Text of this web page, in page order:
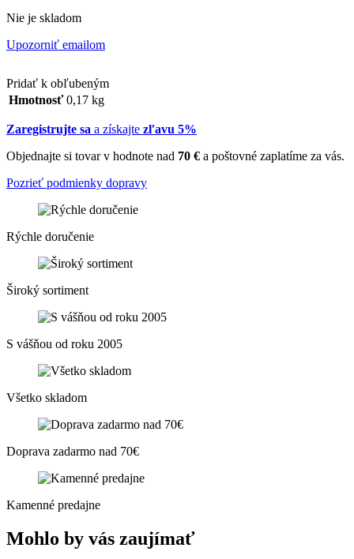
Nie je skladom
Upozorniť emailom
Pridať k obľubeným
Hmotnosť 0,17 kg
Zaregistrujte sa a získajte zľavu 5%
Objednajte si tovar v hodnote nad 70 € a poštovné zaplatíme za vás.
Pozrieť podmienky dopravy
Rýchle doručenie
Široký sortiment
S vášňou od roku 2005
Všetko skladom
Doprava zadarmo nad 70€
Kamenné predajne
Mohlo by vás zaujímať